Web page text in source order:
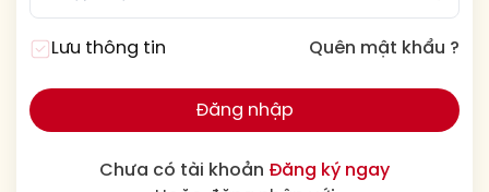
Lưu thông tin Quên mật khẩu ?
Đăng nhập
Chưa có tài khoản Đăng ký ngay